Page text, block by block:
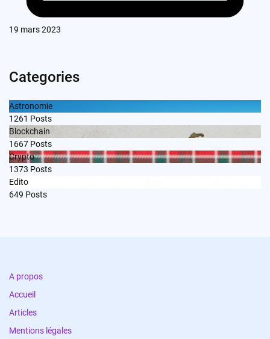
19 mars 2023
Categories
Astronomie
1261 Posts
Blockchain
1667 Posts
Crypto
1373 Posts
Edito
649 Posts
A propos
Accueil
Articles
Mentions légales